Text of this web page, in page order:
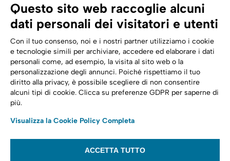
Sicurezza Digitale
Cloud
Trasformazione digitale
Energia
Telecomunicazioni
Automotive
Seguici su:
Questo sito web raccoglie alcuni
dati personali dei visitatori e utenti
Con il tuo consenso, noi e i nostri partner utilizziamo i cookie
e tecnologie simili per archiviare, accedere ed elaborare i dati
personali come, ad esempio, la visita al sito web o la
personalizzazione degli annunci. Poiché rispettiamo il tuo
diritto alla privacy, è possibile scegliere di non consentire
alcuni tipi di cookie. Clicca su preferenze GDPR per saperne di
più.
Visualizza la Cookie Policy Completa
ACCETTA TUTTO